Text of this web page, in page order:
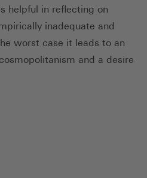
helpful in reflecting on
inadequate and
worst case it leads to an
and a desire